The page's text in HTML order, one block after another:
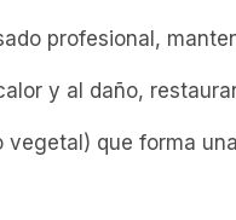
profesional,
y al daño,
vegetal) que forma